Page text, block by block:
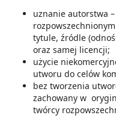
uznanie autorstwa
tytule, źródle
oraz samej licencji;
użycie
utworu do celów
bez tworzenia
zachowany w
twórcy